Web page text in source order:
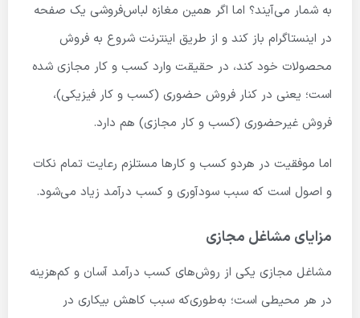
به شمار می‌آیند؟ اما اگر همین مغازه لباس‌فروشی یک صفحه
در اینستاگرام باز کند و از طریق اینترنت شروع به فروش
محصولات خود کند، در حقیقت وارد کسب و کار مجازی شده
است؛ یعنی در کنار فروش حضوری (کسب و کار فیزیکی)،
فروش غیرحضوری (کسب و کار مجازی) هم دارد.
اما موفقیت در هردو کسب و کارها مستلزم رعایت تمام نکات
و اصول است که سبب سودآوری و کسب درآمد زیاد می‌شود.
مزایای مشاغل مجازی
مشاغل مجازی یکی از روش‌های کسب درآمد آسان و کم‌هزینه
در هر محیطی است؛ به‌طوری‌که سبب کاهش بیکاری در